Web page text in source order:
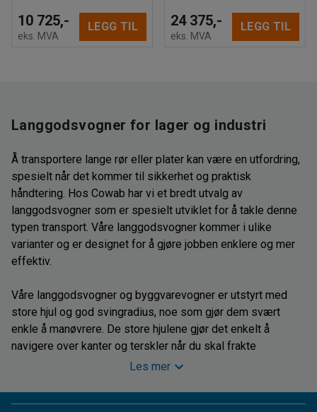
10 725,-
eks. MVA
LEGG TIL 24 375,-
eks. MVA
LEGG TIL
Langgodsvogner for lager og industri
Å transportere lange rør eller plater kan være en utfordring,
spesielt når det kommer til sikkerhet og praktisk
håndtering. Hos Cowab har vi et bredt utvalg av
langgodsvogner som er spesielt utviklet for å takle denne
typen transport. Våre langgodsvogner kommer i ulike
varianter og er designet for å gjøre jobben enklere og mer
effektiv.
Våre langgodsvogner og byggvarevogner er utstyrt med
store hjul og god svingradius, noe som gjør dem svært
enkle å manøvrere. De store hjulene gjør det enkelt å
navigere over kanter og terskler når du skal frakte
langgods. Svingradiusen gir deg muligheten til å svinge 360
uten problemer. Med disse funksjonene kan du være sikker
Les mer